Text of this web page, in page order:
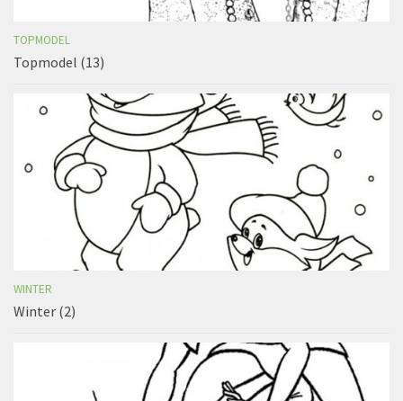
TOPMODEL
Topmodel (13)
WINTER
Winter (2)